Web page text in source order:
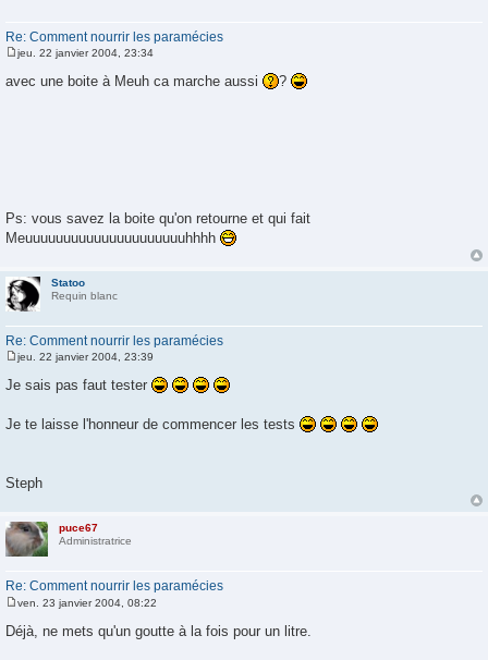
Re: Comment nourrir les paramécies
M
s
jeu. 22 janvier 2004, 23:34
avec une boite à Meuh ca marche aussi ?
Ps: vous savez la boite qu'on retourne et qui fait
Meuuuuuuuuuuuuuuuuuuuuuhhhh
Statoo
Requin blanc
Re: Comment nourrir les paramécies
e
s
a
g
jeu. 22 janvier 2004, 23:39
Je sais pas faut tester
Je te laisse l'honneur de commencer les tests
Steph
puce67
Administratrice
Re: Comment nourrir les paramécies
e
s
ven. 23 janvier 2004, 08:22
Déjà, ne mets qu'un goutte à la fois pour un litre.